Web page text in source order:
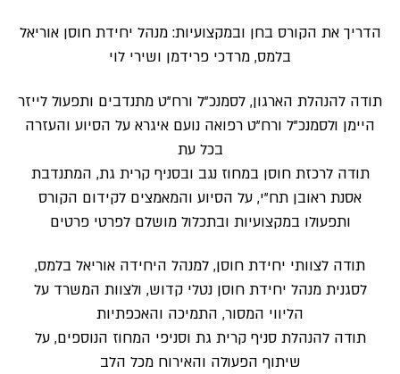
הדריך את הקורס בחן ובמקצועיות: מנהל יחידת חוסן אוריאל
בלמס, מרדכי פרידמן ושירי לוי
תודה להנהלת הארגון, לסמנכ”ל ורח”ט מתנדבים ותפעול לייזר
היימן ולסמנכ”ל ורח”ט רפואה נועם איגרא על הסיוע והעזרה
בכל עת
תודה לרכזת חוסן במחוז נגב ובסניף קרית גת, המתנדבת
אסנת ראובן תח”י, על הסיוע והמאמצים לקידום הקורס
ותפעולו במקצועיות ובתכלול מושלם לפרטי פרטים
תודה לצוותי יחידת חוסן, למנהל היחידה אוריאל בלמס,
לסגנית מנהל יחידת חוסן נטלי קדוש, ולצוות המשרד על
הליווי המסור, התמיכה והאכפתיות
תודה להנהלת סניף קרית גת וסניפי המחוז הנוספים, על
שיתוף הפעולה והאירוח מכל הלב